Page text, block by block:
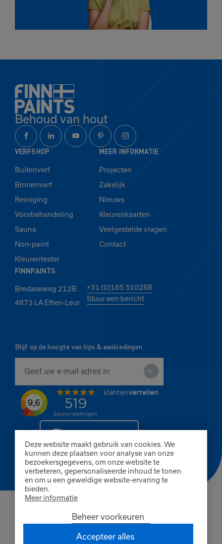
Deze website maakt gebruik van cookies. We
kunnen deze plaatsen voor analyse van onze
bezoekersgegevens, om onze website te
verbeteren, gepersonaliseerde inhoud te tonen
en om u een geweldige website-ervaring te
bieden.
Meer informatie
Beheer voorkeuren
Accepteer alles
Behoud van hout
VERFSHOP
Buitenverf
Binnenverf
Reiniging
Voorbehandeling
Sauna
Non-paint
Kleurentester
MEER INFORMATIE
Projecten
Zakelijk
Nieuws
Kleurenkaarten
Veelgestelde vragen
Contact
FINNPAINTS
Bredaseweg 212B
4873 LA Etten-Leur
+31 (0)165 510288
Stuur een bericht
Blijf op de hoogte van tips & aanbiedingen
Algemene voorwaarden
Privacybeleid
BTW NL861660845B01